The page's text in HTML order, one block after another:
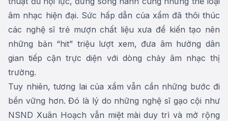
âm nhạc hiện đại. Sức hấp dẫn của xẩm đã thôi thúc
các nghệ sĩ trẻ mượn chất liệu xưa để kiến tạo nên
những bản “hit” triệu lượt xem, đưa âm hưởng dân
gian tiếp cận trực diện với dòng chảy âm nhạc thị
trường.
Tuy nhiên, tương lai của xẩm vẫn cần những bước đi
bền vững hơn. Đó là lý do những nghệ sĩ gạo cội như
NSND Xuân Hoạch vẫn miệt mài duy trì và mở rộng